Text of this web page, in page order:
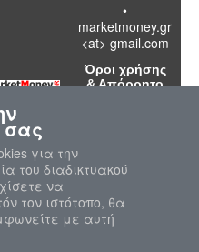
•
marketmoney.gr
<at> gmail.com
Όροι χρήσης
& Απόρρητο
απορρήτου
προσωπικών
σας
για την
του διαδικτυακού
να
τον ιστότοπο, θα
με αυτή